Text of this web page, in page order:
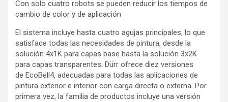
Con solo cuatro robots se pueden reducir los tiempos de
cambio de color y de aplicación
El sistema incluye hasta cuatro agujas principales, lo que
satisface todas las necesidades de pintura, desde la
solución 4x1K para capas base hasta la solución 3x2K
para capas transparentes. Dürr ofrece diez versiones
de EcoBell4, adecuadas para todas las aplicaciones de
pintura exterior e interior con carga directa o externa. Por
primera vez, la familia de productos incluye una versión